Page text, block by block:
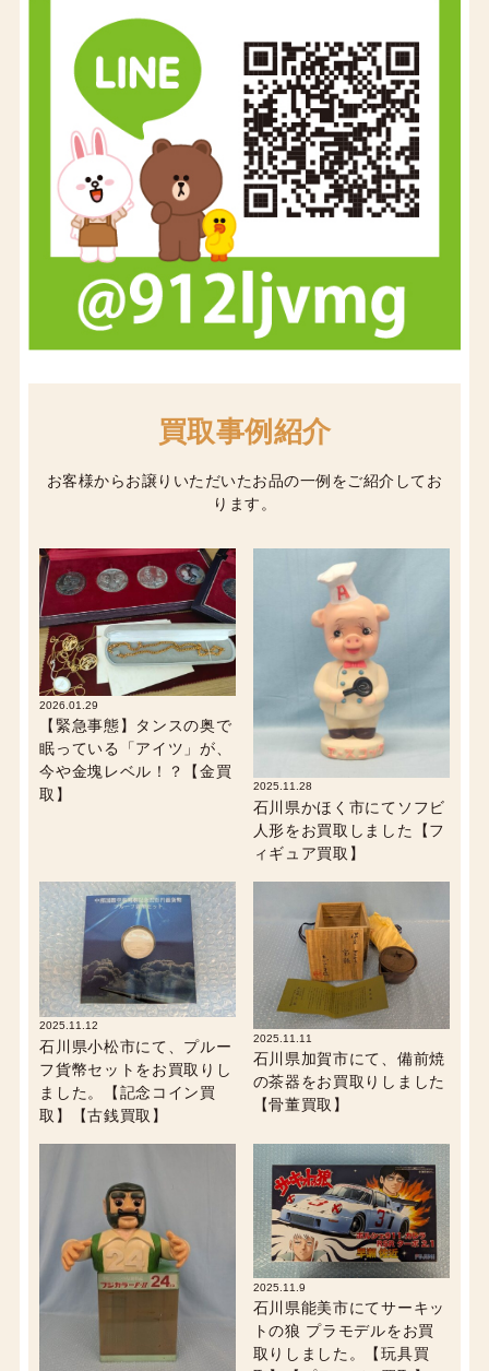
買取事例紹介
お客様からお譲りいただいたお品の一例をご紹介してお
ります。
2026.01.29
【緊急事態】タンスの奥で
眠っている「アイツ」が、
今や金塊レベル！？【金買
取】
2025.11.28
石川県かほく市にてソフビ
人形をお買取しました【フ
ィギュア買取】
2025.11.12
石川県小松市にて、プルー
フ貨幣セットをお買取りし
ました。【記念コイン買
取】【古銭買取】
2025.11.11
石川県加賀市にて、備前焼
の茶器をお買取りしました
【骨董買取】
2025.11.9
石川県能美市にてサーキッ
トの狼 プラモデルをお買
取りしました。【玩具買